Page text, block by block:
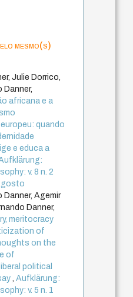
mesmo(s)
Julie Dorrico,
Danner,
africana e a
quando
e educa a
v. 8 n. 2
Danner, Agemir
Danner,
meritocracy
of
on the
of
political
,Aufklärung:
v. 5 n. 1